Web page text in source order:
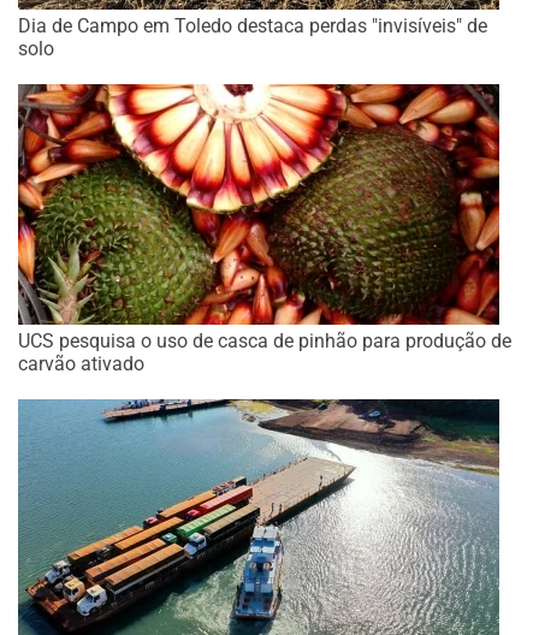
Dia de Campo em Toledo destaca perdas "invisíveis" de
solo
UCS pesquisa o uso de casca de pinhão para produção de
carvão ativado